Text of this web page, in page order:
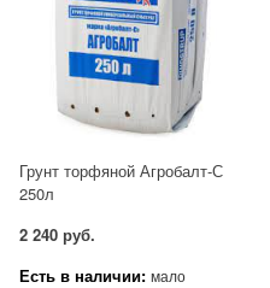
Грунт торфяной Агробалт-С
250л
2 240 руб.
Есть в наличии: мало